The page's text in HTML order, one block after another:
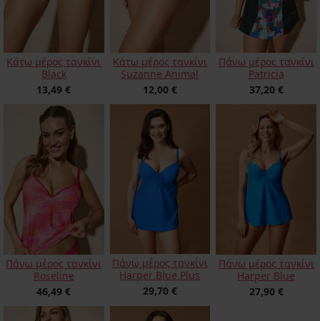
Κάτω μέρος τανκίνι
Black
13,49 €
Κάτω μέρος τανκίνι
Suzanne Animal
12,00 €
Πάνω μέρος τανκίνι
Patricia
37,20 €
Πάνω μέρος τανκίνι
Roseline
46,49 €
Πάνω μέρος τανκίνι
Harper Blue Plus
29,70 €
Πάνω μέρος τανκίνι
Harper Blue
27,90 €